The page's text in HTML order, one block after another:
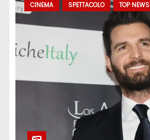
CINEMA SPETTACOLO TOP NEWS